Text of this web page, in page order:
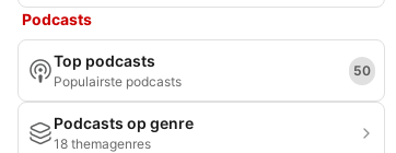
Podcasts
Top podcasts
Populairste podcasts
50
Podcasts op genre
18 themagenres